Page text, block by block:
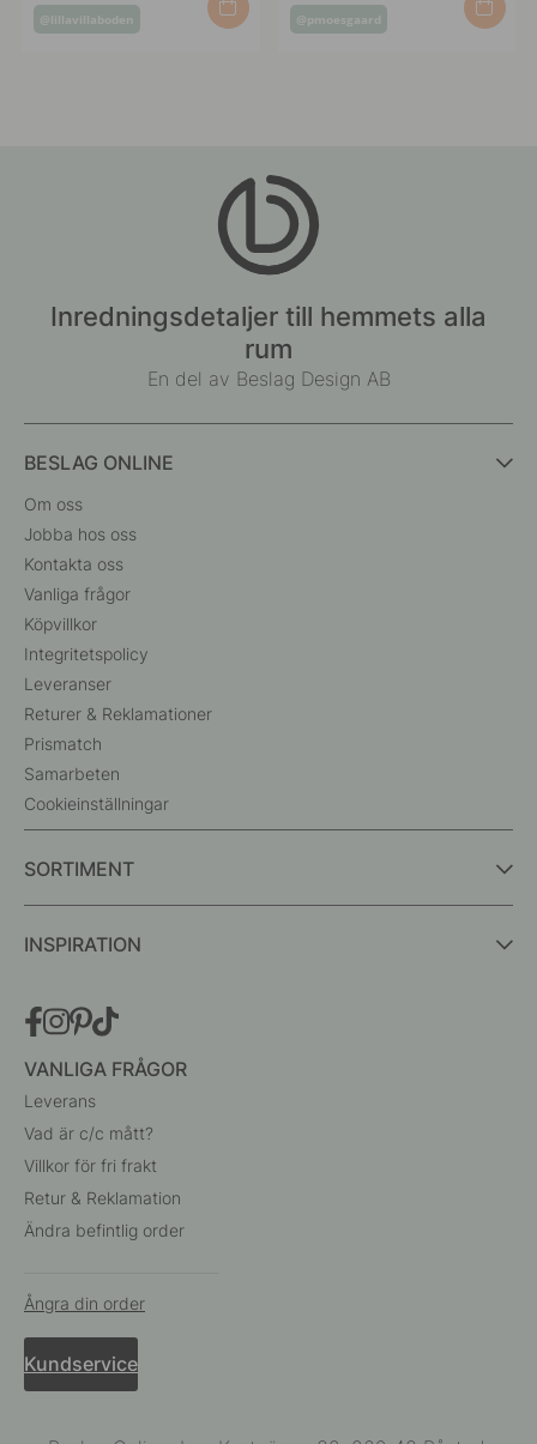
Inlägg
@lillavillaboden
Inlägg
@pmoesgaard
Inredningsdetaljer till hemmets alla
rum
En del av Beslag Design AB
BESLAG ONLINE
Om oss
Jobba hos oss
Kontakta oss
Vanliga frågor
Köpvillkor
Integritetspolicy
Leveranser
Returer & Reklamationer
Prismatch
Samarbeten
Cookieinställningar
SORTIMENT
INSPIRATION
VANLIGA FRÅGOR
Leverans
Vad är c/c mått?
Villkor för fri frakt
Retur & Reklamation
Ändra befintlig order
Ångra din order
Kundservice